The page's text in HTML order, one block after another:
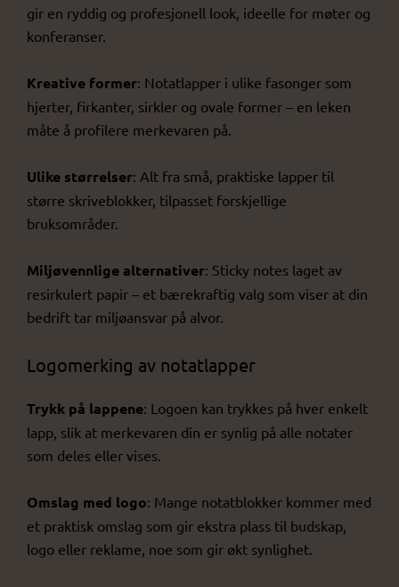
gir en ryddig og profesjonell look, ideelle for møter og
konferanser.
Kreative former: Notatlapper i ulike fasonger som
hjerter, firkanter, sirkler og ovale former – en leken
måte å profilere merkevaren på.
Ulike størrelser: Alt fra små, praktiske lapper til
større skriveblokker, tilpasset forskjellige
bruksområder.
Miljøvennlige alternativer: Sticky notes laget av
resirkulert papir – et bærekraftig valg som viser at din
bedrift tar miljøansvar på alvor.
Logomerking av notatlapper
Trykk på lappene: Logoen kan trykkes på hver enkelt
lapp, slik at merkevaren din er synlig på alle notater
som deles eller vises.
Omslag med logo: Mange notatblokker kommer med
et praktisk omslag som gir ekstra plass til budskap,
logo eller reklame, noe som gir økt synlighet.